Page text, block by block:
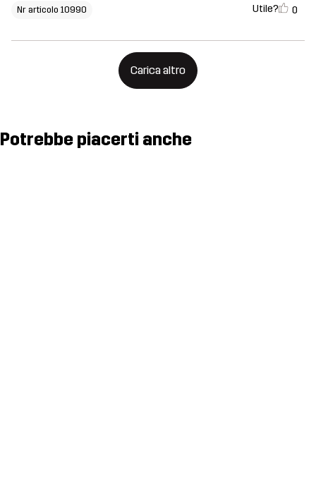
Nr articolo 10990 Utile? 0
Carica altro
Potrebbe piacerti anche